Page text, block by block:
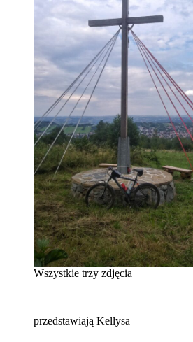
Wszystkie trzy zdjęcia
przedstawiają Kellysa